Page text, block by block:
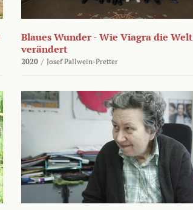
Blaues Wunder - Wie Viagra die Welt
verändert
2020 / Josef Pallwein-Pretter